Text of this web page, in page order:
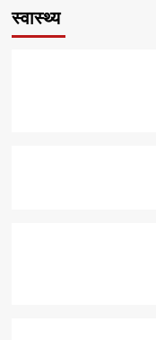
स्वास्थ्य